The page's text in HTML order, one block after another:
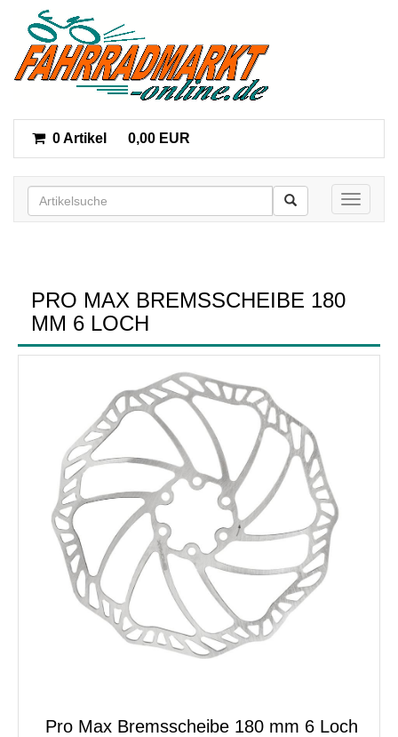
0 Artikel 0,00 EUR
Toggle
PRO MAX BREMSSCHEIBE 180
MM 6 LOCH
Pro Max Bremsscheibe 180 mm 6 Loch